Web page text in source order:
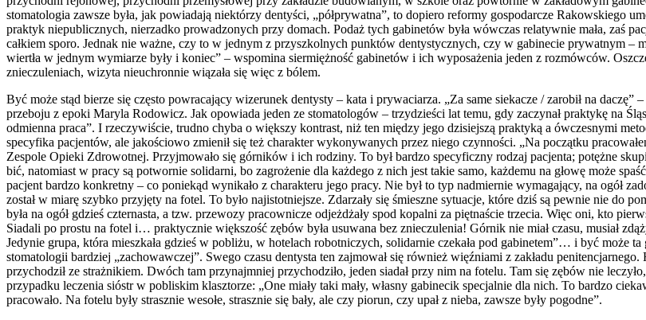
stomatologia zawsze była, jak powiadają niektórzy dentyści, „półprywatna”, to dopiero reformy gospodarcze Rakowskiego
praktyk niepublicznych, nierzadko prowadzonych przy domach. Podaż tych gabinetów była wówczas relatywnie mała, zaś
całkiem sporo. Jednak nie ważne, czy to w jednym z przyszkolnych punktów dentystycznych, czy w gabinecie prywatnym –
wiertła w jednym wymiarze były i koniec” – wspomina siermiężność gabinetów i ich wyposażenia jeden z rozmówców.
znieczuleniach, wizyta nieuchronnie wiązała się więc z bólem.
Być może stąd bierze się często powracający wizerunek dentysty – kata i prywaciarza. „Za same siekacze / zarobił na daczę”
przeboju z epoki Maryla Rodowicz. Jak opowiada jeden ze stomatologów – trzydzieści lat temu, gdy zaczynał praktykę na
odmienna praca”. I rzeczywiście, trudno chyba o większy kontrast, niż ten między jego dzisiejszą praktyką a ówczesnymi
specyfika pacjentów, ale jakościowo zmienił się też charakter wykonywanych przez niego czynności. „Na początku
Zespole Opieki Zdrowotnej. Przyjmowało się górników i ich rodziny. To był bardzo specyficzny rodzaj pacjenta; potężne
bić, natomiast w pracy są potwornie solidarni, bo zagrożenie dla każdego z nich jest takie samo, każdemu na głowę może
pacjent bardzo konkretny – co poniekąd wynikało z charakteru jego pracy. Nie był to typ nadmiernie wymagający, na ogół
został w miarę szybko przyjęty na fotel. To było najistotniejsze. Zdarzały się śmieszne sytuacje, które dziś są pewnie nie do
była na ogół gdzieś czternasta, a tzw. przewozy pracownicze odjeżdżały spod kopalni za piętnaście trzecia. Więc oni, kto
Siadali po prostu na fotel i… praktycznie większość zębów była usuwana bez znieczulenia! Górnik nie miał czasu, musiał
Jedynie grupa, która mieszkała gdzieś w pobliżu, w hotelach robotniczych, solidarnie czekała pod gabinetem”… i być może ta
stomatologii bardziej „zachowawczej”. Swego czasu dentysta ten zajmował się również więźniami z zakładu penitencjarnego.
przychodził ze strażnikiem. Dwóch tam przynajmniej przychodziło, jeden siadał przy nim na fotelu. Tam się zębów nie
przypadku leczenia sióstr w pobliskim klasztorze: „One miały taki mały, własny gabinecik specjalnie dla nich. To bardzo
pracowało. Na fotelu były strasznie wesołe, strasznie się bały, ale czy piorun, czy upał z nieba, zawsze były pogodne”.